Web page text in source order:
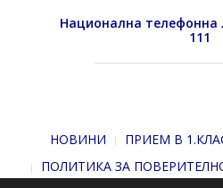
Национална телефонна
111
НОВИНИ ПРИЕМ В
ПОЛИТИКА ЗА